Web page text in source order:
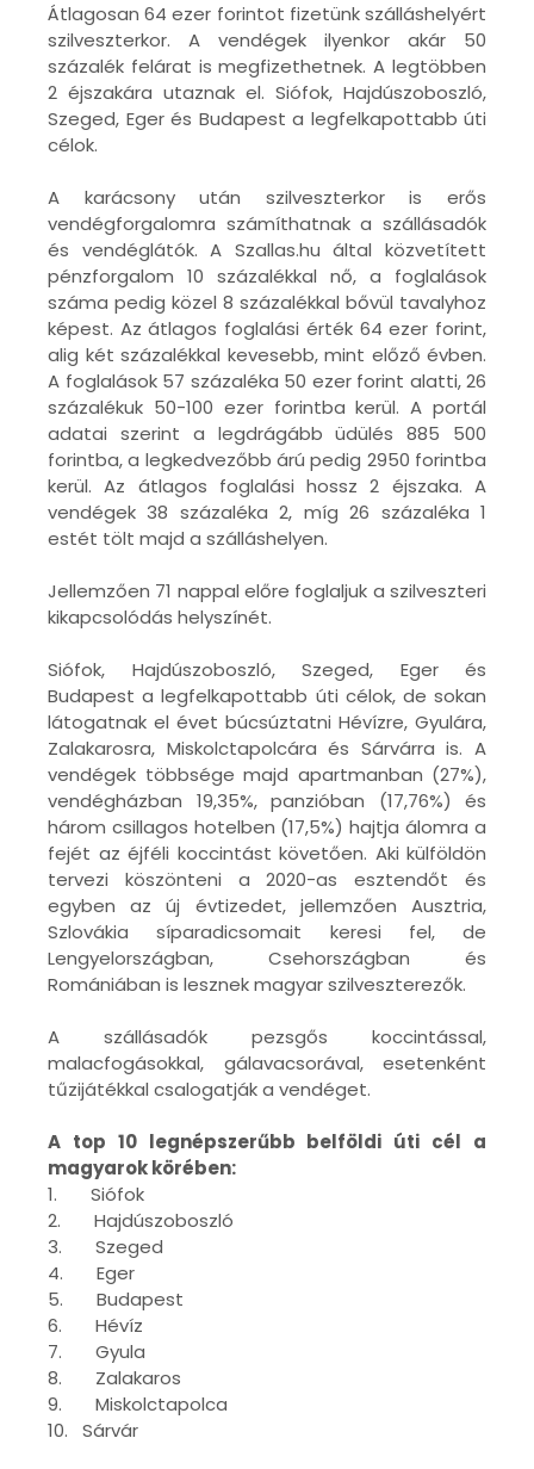
Átlagosan 64 ezer forintot fizetünk szálláshelyért
szilveszterkor. A vendégek ilyenkor akár 50
százalék felárat is megfizethetnek. A legtöbben
2 éjszakára utaznak el. Siófok, Hajdúszoboszló,
Szeged, Eger és Budapest a legfelkapottabb úti
célok.
A karácsony után szilveszterkor is erős
vendégforgalomra számíthatnak a szállásadók
és vendéglátók. A Szallas.hu által közvetített
pénzforgalom 10 százalékkal nő, a foglalások
száma pedig közel 8 százalékkal bővül tavalyhoz
képest. Az átlagos foglalási érték 64 ezer forint,
alig két százalékkal kevesebb, mint előző évben.
A foglalások 57 százaléka 50 ezer forint alatti, 26
százalékuk 50-100 ezer forintba kerül. A portál
adatai szerint a legdrágább üdülés 885 500
forintba, a legkedvezőbb árú pedig 2950 forintba
kerül. Az átlagos foglalási hossz 2 éjszaka. A
vendégek 38 százaléka 2, míg 26 százaléka 1
estét tölt majd a szálláshelyen.
Jellemzően 71 nappal előre foglaljuk a szilveszteri
kikapcsolódás helyszínét.
Siófok, Hajdúszoboszló, Szeged, Eger és
Budapest a legfelkapottabb úti célok, de sokan
látogatnak el évet búcsúztatni Hévízre, Gyulára,
Zalakarosra, Miskolctapolcára és Sárvárra is. A
vendégek többsége majd apartmanban (27%),
vendégházban 19,35%, panzióban (17,76%) és
három csillagos hotelben (17,5%) hajtja álomra a
fejét az éjféli koccintást követően. Aki külföldön
tervezi köszönteni a 2020-as esztendőt és
egyben az új évtizedet, jellemzően Ausztria,
Szlovákia síparadicsomait keresi fel, de
Lengyelországban, Csehországban és
Romániában is lesznek magyar szilveszterezők.
A szállásadók pezsgős koccintással,
malacfogásokkal, gálavacsorával, esetenként
tűzijátékkal csalogatják a vendéget.
A top 10 legnépszerűbb belföldi úti cél a
magyarok körében:
1. Siófok
2. Hajdúszoboszló
3. Szeged
4. Eger
5. Budapest
6. Hévíz
7. Gyula
8. Zalakaros
9. Miskolctapolca
10. Sárvár